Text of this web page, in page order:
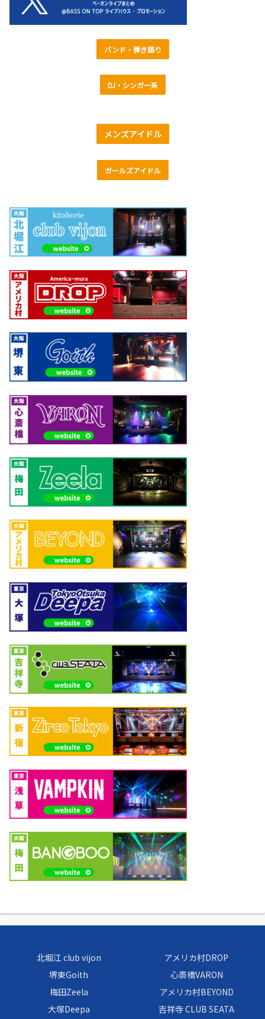
バンド・弾き語り
DJ・シンガー系
メンズアイドル
ガールズアイドル
北堀江 club vijon
アメリカ村DROP
堺東Goith
心斎橋VARON
梅田Zeela
アメリカ村BEYOND
大塚Deepa
吉祥寺 CLUB SEATA